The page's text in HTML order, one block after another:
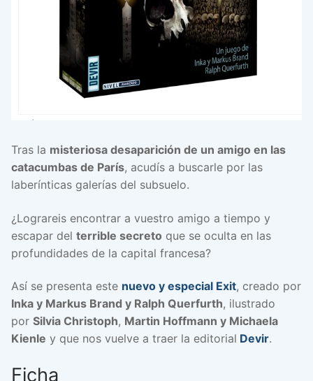
Tras la misteriosa desaparición de un amigo en las
catacumbas de París, acudís a buscarle por las
laberínticas galerías del subsuelo.
¿Lograreis encontrar a vuestro amigo a tiempo y
escapar del terrible secreto que se oculta en las
profundidades de la capital francesa?
Así se presenta este nuevo y especial Exit, creado por
Inka y Markus Brand y Ralph Querfurth, ilustrado
por Silvia Christoph, Martin Hoffmann y Michaela
Kienle y que nos vuelve a traer la editorial Devir.
Ficha